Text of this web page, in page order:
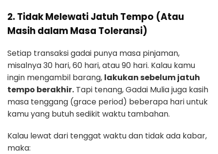
2. Tidak Melewati Jatuh Tempo (Atau
Masih dalam Masa Toleransi)
Setiap transaksi gadai punya masa pinjaman,
misalnya 30 hari, 60 hari, atau 90 hari. Kalau kamu
ingin mengambil barang, lakukan sebelum jatuh
tempo berakhir. Tapi tenang, Gadai Mulia juga kasih
masa tenggang (grace period) beberapa hari untuk
kamu yang butuh sedikit waktu tambahan.
Kalau lewat dari tenggat waktu dan tidak ada kabar,
maka: